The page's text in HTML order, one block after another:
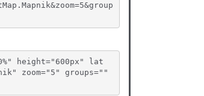
height="600px" lat
zoom="5" groups=""